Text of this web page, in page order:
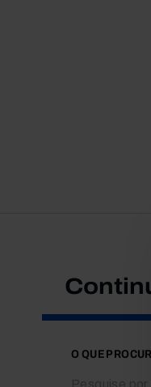
O QUE